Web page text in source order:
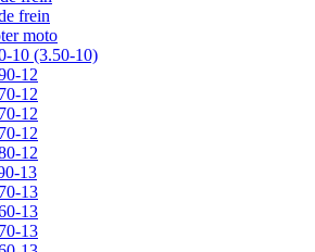
frein
moto
10 (3.50-10)
12
12
12
12
12
13
13
13
13